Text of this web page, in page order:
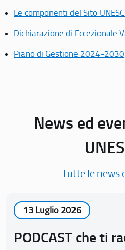
Le componenti del Sito
Dichiarazione di Eccezionale
Piano di Gestione 2024-2030
News ed
Tutte le news
13 Luglio 2026
PODCAST che ti